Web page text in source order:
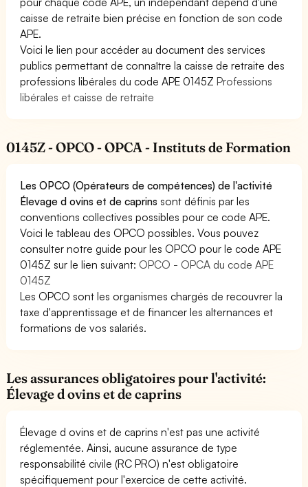
caisse de retraite bien précise en fonction de son code
APE.
Voici le lien pour accéder au document des services
publics permettant de connaître la caisse de retraite des
professions libérales du code APE 0145ZProfessions
libérales et caisse de retraite
0145Z - OPCO - OPCA - Instituts de Formation
Les OPCO (Opérateurs de compétences) de l'activité
Élevage d ovins et de caprins sont définis par les
conventions collectives possibles pour ce code APE.
Voici le tableau des OPCO possibles. Vous pouvez
consulter notre guide pour les OPCO pour le code APE
0145Z sur le lien suivant: OPCO - OPCA du code APE
0145Z
Les OPCO sont les organismes chargés de recouvrer la
taxe d'apprentissage et de financer les alternances et
formations de vos salariés.
Les assurances obligatoires pour l'activité:
Élevage d ovins et de caprins
Élevage d ovins et de caprins n'est pas une activité
réglementée. Ainsi, aucune assurance de type
responsabilité civile (RC PRO) n'est obligatoire
spécifiquement pour l'exercice de cette activité.